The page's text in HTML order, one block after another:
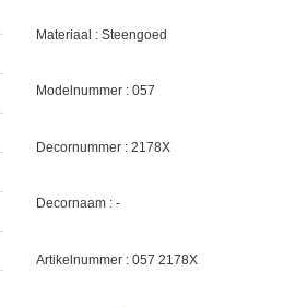
Materiaal : Steengoed
Modelnummer : 057
Decornummer : 2178X
Decornaam : -
Artikelnummer : 057 2178X